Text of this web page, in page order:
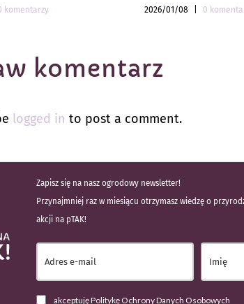
komentarzy 2026/01/08 0
komentarz
logged in to post a comment.
Zapisz się na nasz ogrodowy newsletter!
Przynajmniej raz w miesiącu otrzymasz wiedzę o
akcji na pTAK!
akceptuję Politykę Ochrony Danych Osobowych